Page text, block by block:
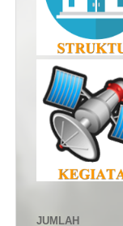
JUMLAH